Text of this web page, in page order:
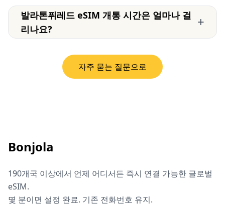
발라톤퓌레드 eSIM 개통 시간은 얼마나 걸
리나요?
+
자주 묻는 질문으로
Bonjola
190개국 이상에서 언제 어디서든 즉시 연결 가능한 글로벌
eSIM.
몇 분이면 설정 완료. 기존 전화번호 유지.